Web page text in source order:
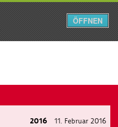
Menü
2016 11. Februar 2016
ÖFFNEN